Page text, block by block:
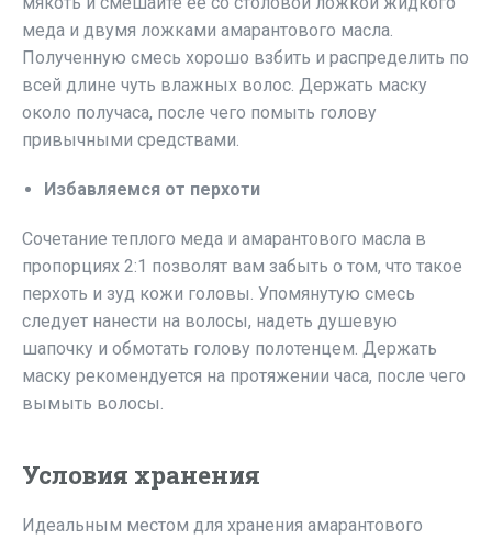
меда и двумя ложками амарантового масла.
Полученную смесь хорошо взбить и распределить по
всей длине чуть влажных волос. Держать маску
около получаса, после чего помыть голову
привычными средствами.
Избавляемся от перхоти
Сочетание теплого меда и амарантового масла в
пропорциях 2:1 позволят вам забыть о том, что такое
перхоть и зуд кожи головы. Упомянутую смесь
следует нанести на волосы, надеть душевую
шапочку и обмотать голову полотенцем. Держать
маску рекомендуется на протяжении часа, после чего
вымыть волосы.
Условия хранения
Идеальным местом для хранения амарантового